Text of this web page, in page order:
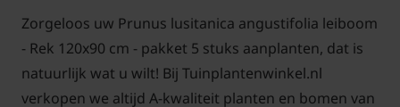
Het scheren van de Lei-Laurier kan het makkelijkst
worden vergeleken met het knippen van een haag.
Met een snoeischaar of heggenschaar knipt u langs
Zorgeloos uw Prunus lusitanica angustifolia leiboom
- Rek 120x90 cm - pakket 5 stuks aanplanten, dat is
natuurlijk wat u wilt! Bij Tuinplantenwinkel.nl
verkopen we altijd A-kwaliteit planten en bomen van